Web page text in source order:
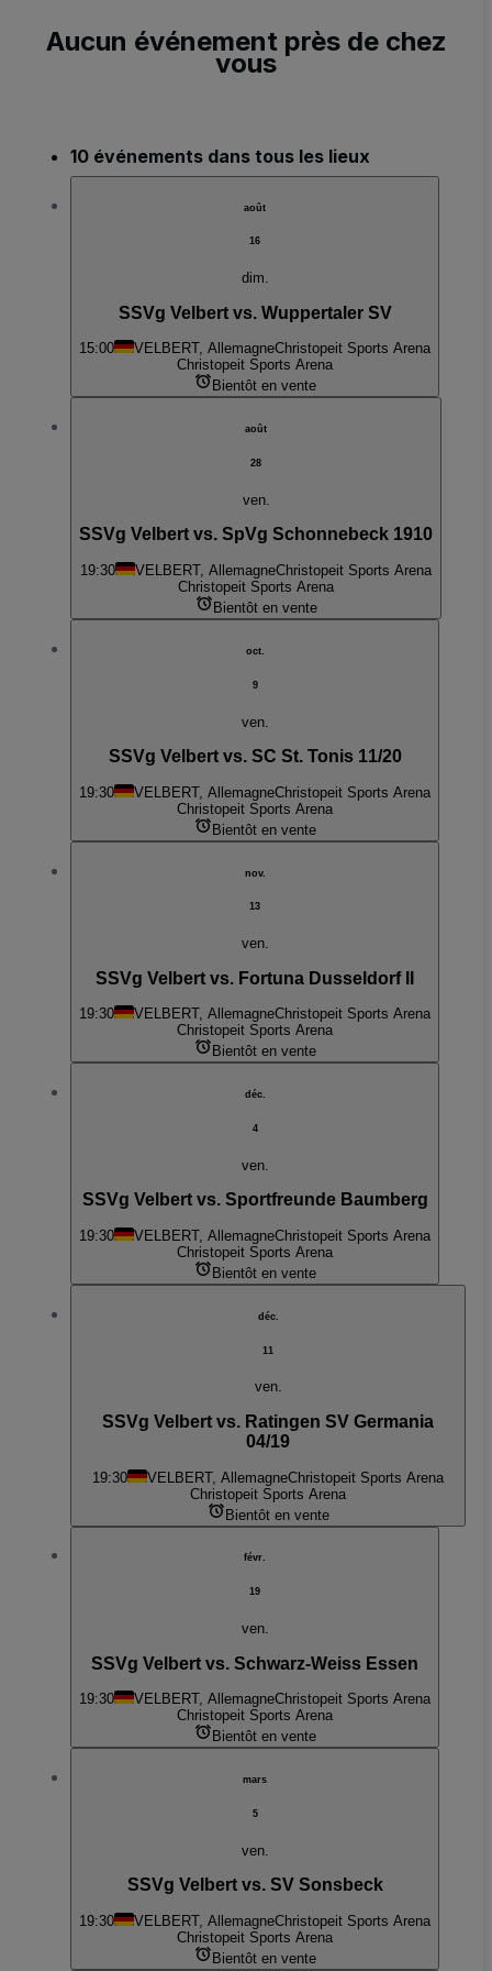
Aucun événement près de chez
vous
10 événements dans tous les lieux
août
16
dim.
SSVg Velbert vs. Wuppertaler SV
15:00 VELBERT, AllemagneChristopeit Sports Arena
Christopeit Sports Arena
Bientôt en vente
août
28
ven.
SSVg Velbert vs. SpVg Schonnebeck 1910
19:30 VELBERT, AllemagneChristopeit Sports Arena
Christopeit Sports Arena
Bientôt en vente
oct.
9
ven.
SSVg Velbert vs. SC St. Tonis 11/20
19:30 VELBERT, AllemagneChristopeit Sports Arena
Christopeit Sports Arena
Bientôt en vente
nov.
13
ven.
SSVg Velbert vs. Fortuna Dusseldorf II
19:30 VELBERT, AllemagneChristopeit Sports Arena
Christopeit Sports Arena
Bientôt en vente
déc.
4
ven.
SSVg Velbert vs. Sportfreunde Baumberg
19:30 VELBERT, AllemagneChristopeit Sports Arena
Christopeit Sports Arena
Bientôt en vente
déc.
11
ven.
SSVg Velbert vs. Ratingen SV Germania
04/19
19:30 VELBERT, AllemagneChristopeit Sports Arena
Christopeit Sports Arena
Bientôt en vente
févr.
19
ven.
SSVg Velbert vs. Schwarz-Weiss Essen
19:30 VELBERT, AllemagneChristopeit Sports Arena
Christopeit Sports Arena
Bientôt en vente
mars
5
ven.
SSVg Velbert vs. SV Sonsbeck
19:30 VELBERT, AllemagneChristopeit Sports Arena
Christopeit Sports Arena
Bientôt en vente